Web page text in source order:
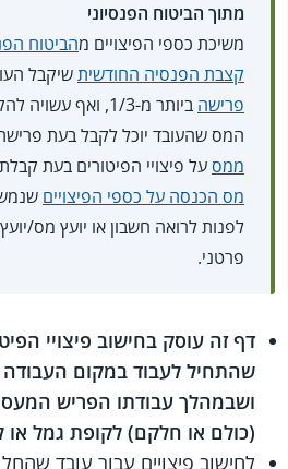
מתוך הביטוח הפנסיוני
משיכת כספי הפיצויים מהביטוח
קצבת הפנסיה החודשיתשיקבל
פרישה
ביותר מ-1/3, ואף
המס שהעובד יוכל לקבל בעת
ממסעל פיצויי הפיטורים בעת
מס הכנסה על כספי הפיצויים
לפנות לרואה חשבון או יועץ מס/
פרטני.
דף זה עוסק בחישוב פיצויי
ושבמהלך עבודתו הפריש
(כולם או חלקם) לקופת גמל או
לחישוב פיצויים עבור עובד